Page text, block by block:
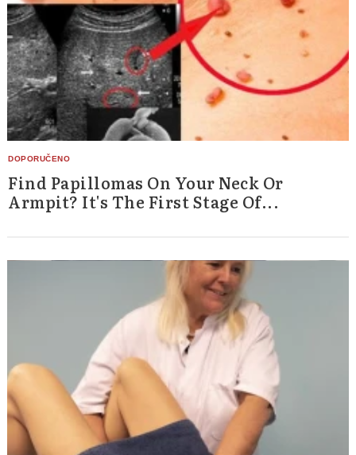
Find Papillomas On Your Neck Or
Armpit? It's The First Stage Of...